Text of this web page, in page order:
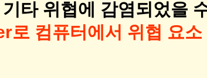
기타 위협에 감염되었을
로 컴퓨터에서 위협 요소